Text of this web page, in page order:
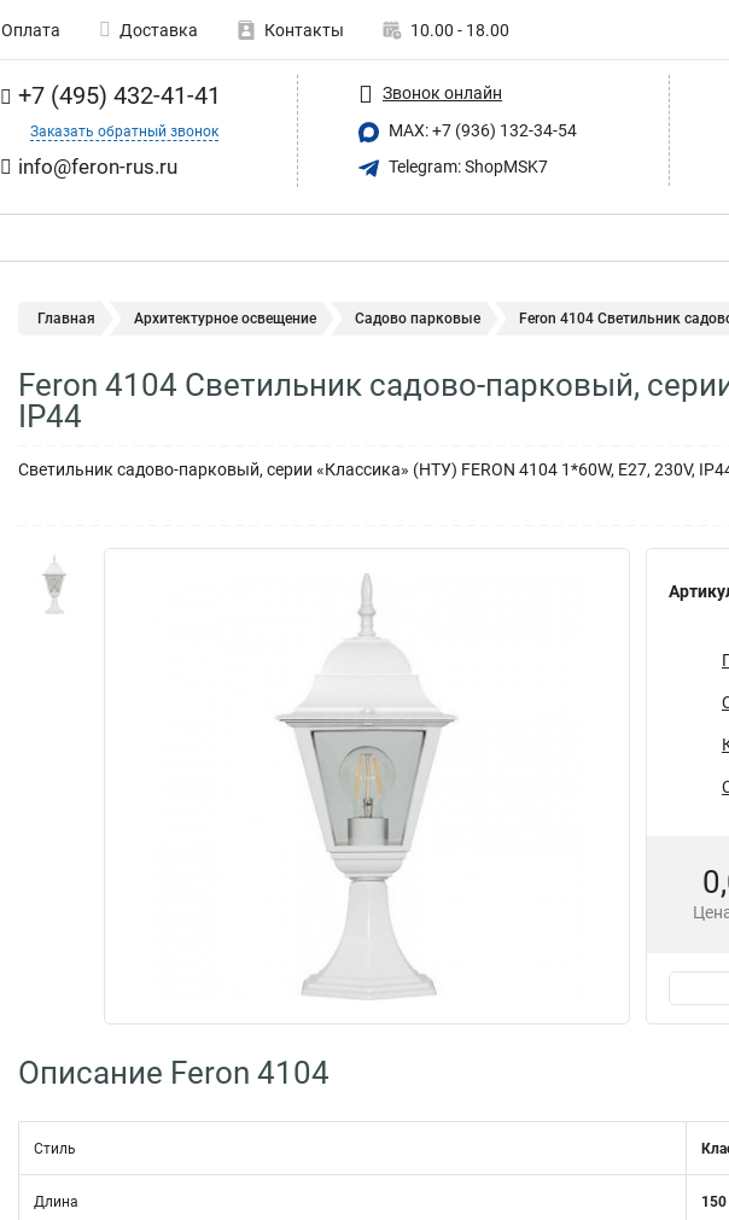
Оплата Доставка Контакты 10.00 - 18.00
+7 (495) 432-41-41
Заказать обратный звонок
info@feron-rus.ru
Звонок онлайн
MAX: +7 (936) 132-34-54
Telegram: ShopMSK7
Главная Архитектурное освещение Садово парковые Feron 4104 Светильник
Feron 4104 Светильник садово-парковый,
IP44
Светильник садово-парковый, серии «Классика» (НТУ) FERON 4104 1*60W, E27, 230V,
Описание Feron 4104
Стиль
Длина